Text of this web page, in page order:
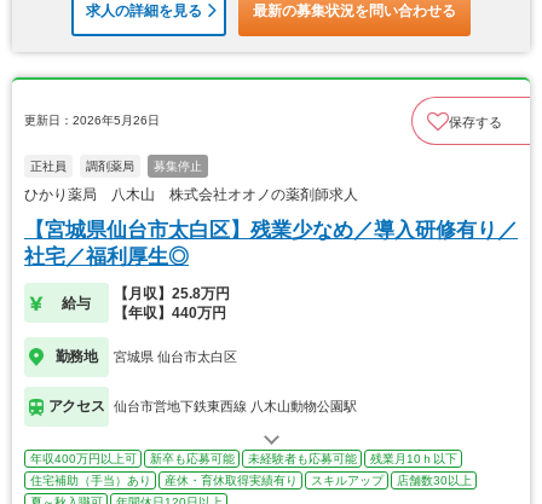
求人の詳細を見る 最新の募集状況を問い合わせる
更新日：2026年5月26日 保存する
正社員 調剤薬局 募集停止
ひかり薬局 八木山 株式会社オオノの薬剤師求人
【宮城県仙台市太白区】残業少なめ／導入研修有り／
社宅／福利厚生◎
給与
【月収】25.8万円
【年収】440万円
勤務地 宮城県 仙台市太白区
アクセス 仙台市営地下鉄東西線 八木山動物公園駅
年収400万円以上可 新卒も応募可能 未経験者も応募可能
残業月10ｈ以下
住宅補助（手当）あり
産休・育休取得実績有り スキルアップ
店舗数30以上